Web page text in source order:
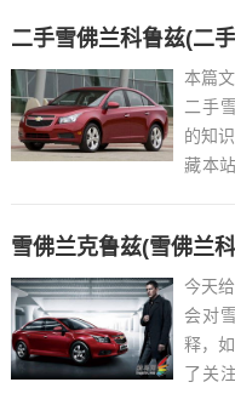
本篇
二手
的知
藏本
雪佛兰克鲁兹(雪佛兰
今天
会对
释，
了关